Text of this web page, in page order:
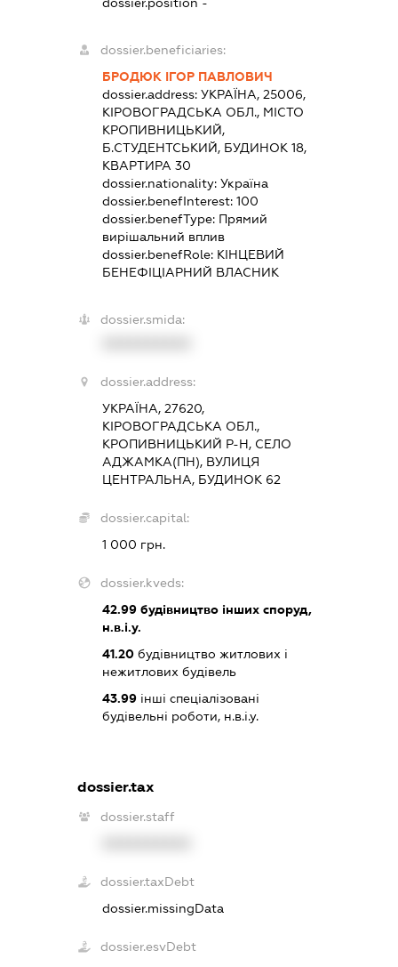
dossier.beneficiaries:
БРОДЮК ІГОР ПАВЛОВИЧ
dossier.address: УКРАЇНА, 25006,
КІРОВОГРАДСЬКА ОБЛ., МІСТО
КРОПИВНИЦЬКИЙ,
Б.СТУДЕНТСЬКИЙ, БУДИНОК 18,
КВАРТИРА 30
dossier.nationality: Україна
dossier.benefInterest: 100
dossier.benefType: Прямий
вирішальний вплив
dossier.benefRole: КІНЦЕВИЙ
БЕНЕФІЦІАРНИЙ ВЛАСНИК
dossier.smida:
dossier.address:
УКРАЇНА, 27620,
КІРОВОГРАДСЬКА ОБЛ.,
КРОПИВНИЦЬКИЙ Р-Н, СЕЛО
АДЖАМКА(ПН), ВУЛИЦЯ
ЦЕНТРАЛЬНА, БУДИНОК 62
dossier.capital:
1 000 грн.
dossier.kveds:
42.99будівництво інших споруд,
н.в.і.у.
41.20будівництво житлових і
нежитлових будівель
43.99інші спеціалізовані
будівельні роботи, н.в.і.у.
dossier.tax
dossier.staff
dossier.taxDebt
dossier.missingData
dossier.esvDebt